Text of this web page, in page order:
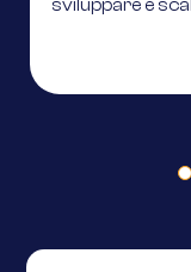
sviluppare e